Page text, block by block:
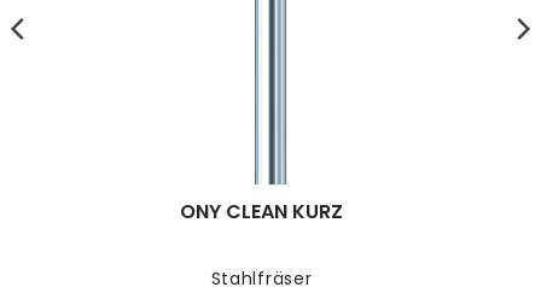
Stahlfräser
ONY CLEAN KURZ